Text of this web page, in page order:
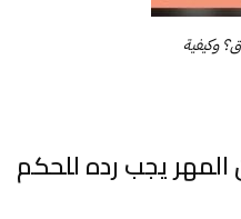
وكيفية
يجب رده للحكم